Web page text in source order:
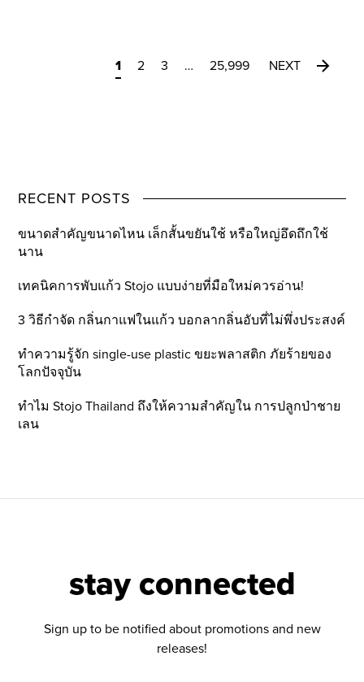
1 2 3 … 25,999 NEXT
RECENT POSTS
ขนาดสำคัญขนาดไหน เล็กสั้นขยันใช้ หรือใหญ่อึดถึกใช้
นาน
เทคนิคการพับแก้ว Stojo แบบง่ายที่มือใหม่ควรอ่าน!
3 วิธีกำจัด กลิ่นกาแฟในแก้ว บอกลากลิ่นอับที่ไม่พึ่งประสงค์
ทำความรู้จัก single-use plastic ขยะพลาสติก ภัยร้ายของ
โลกปัจจุบัน
ทำไม Stojo Thailand ถึงให้ความสำคัญใน การปลูกป่าชาย
เลน
stay connected
Sign up to be notified about promotions and new
releases!